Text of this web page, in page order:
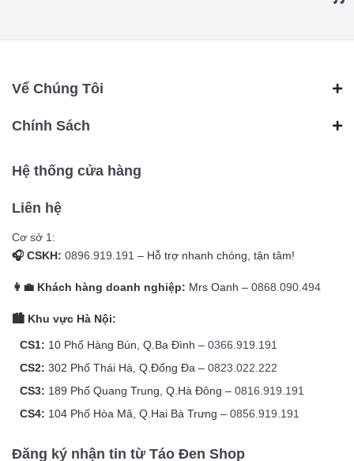
Vể Chúng Tôi
Chính Sách
Hệ thống cửa hàng
Liên hệ
Cơ sở 1:
🎧 CSKH: 0896.919.191 – Hỗ trợ nhanh chóng, tận tâm!
👩‍💼 Khách hàng doanh nghiệp: Mrs Oanh – 0868.090.494
🏙️ Khu vực Hà Nội:
CS1: 10 Phố Hàng Bún, Q.Ba Đình – 0366.919.191
CS2: 302 Phố Thái Hà, Q.Đống Đa – 0823.022.222
CS3: 189 Phố Quang Trung, Q.Hà Đông – 0816.919.191
CS4: 104 Phố Hòa Mã, Q.Hai Bà Trưng – 0856.919.191
Đăng ký nhận tin từ Táo Đen Shop